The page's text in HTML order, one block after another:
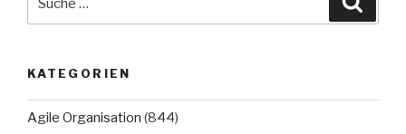
nach:
KATEGORIEN
Agile Organisation (844)